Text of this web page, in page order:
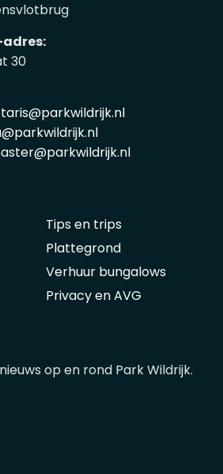
30
Tips en trips
Plattegrond
Verhuur bungalows
Privacy en AVG
op en rond Park Wildrijk.